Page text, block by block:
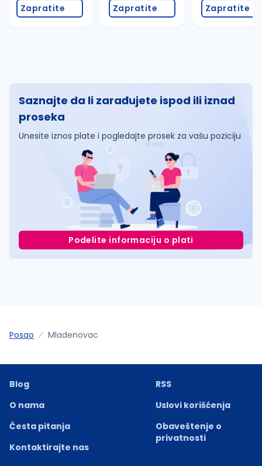
Zapratite Zapratite Zapratite
Saznajte da li zarađujete ispod ili iznad
proseka
Unesite iznos plate i pogledajte prosek za vašu poziciju
Podelite informaciju o plati
Posao Mladenovac
Blog
O nama
Česta pitanja
Kontaktirajte nas
RSS
Uslovi korišćenja
Obaveštenje o
privatnosti